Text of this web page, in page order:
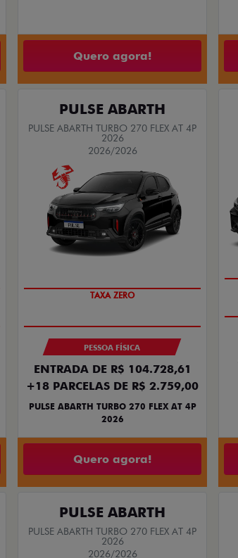
Quero agora!
PULSE ABARTH
PULSE ABARTH TURBO 270 FLEX AT 4P
2026
2026/2026
PESSOA FÍSICA
ENTRADA DE R$ 104.728,61
+18 PARCELAS DE R$ 2.759,00
PULSE ABARTH TURBO 270 FLEX AT 4P
2026
Quero agora!
PULSE ABARTH
PULSE ABARTH TURBO 270 FLEX AT 4P
2026
2026/2026